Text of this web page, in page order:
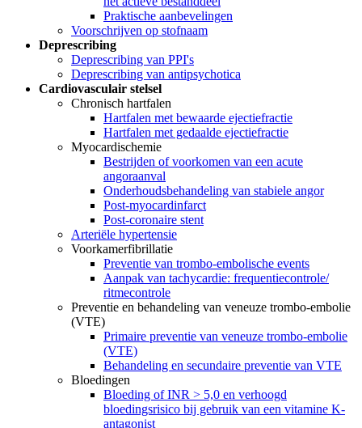
Praktische aanbevelingen
Voorschrijven op stofnaam
Deprescribing
Deprescribing van PPI's
Deprescribing van antipsychotica
Cardiovasculair stelsel
Chronisch hartfalen
Hartfalen met bewaarde ejectiefractie
Hartfalen met gedaalde ejectiefractie
Myocardischemie
Bestrijden of voorkomen van een acute
angoraanval
Onderhoudsbehandeling van stabiele angor
Post-myocardinfarct
Post-coronaire stent
Arteriële hypertensie
Voorkamerfibrillatie
Preventie van trombo-embolische events
Aanpak van tachycardie: frequentiecontrole/
ritmecontrole
Preventie en behandeling van veneuze trombo-embolie
(VTE)
Primaire preventie van veneuze trombo-embolie
(VTE)
Behandeling en secundaire preventie van VTE
Bloedingen
Bloeding of INR > 5,0 en verhoogd
bloedingsrisico bij gebruik van een vitamine K-
antagonist